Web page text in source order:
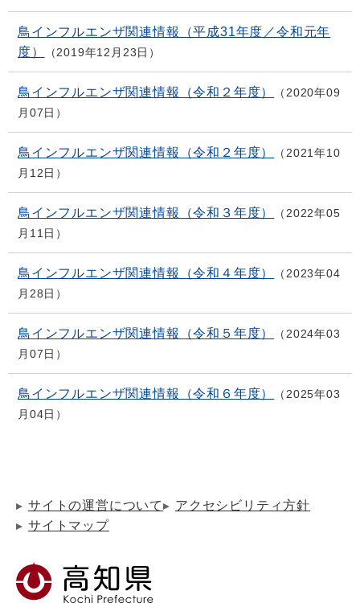
鳥インフルエンザ関連情報（平成31年度／令和元年
度）
2019年12月23日
鳥インフルエンザ関連情報（令和２年度）
2020年09
月07日
鳥インフルエンザ関連情報（令和２年度）
2021年10
月12日
鳥インフルエンザ関連情報（令和３年度）
2022年05
月11日
鳥インフルエンザ関連情報（令和４年度）
2023年04
月28日
鳥インフルエンザ関連情報（令和５年度）
2024年03
月07日
鳥インフルエンザ関連情報（令和６年度）
2025年03
月04日
サイトの運営について
アクセシビリティ方針
サイトマップ